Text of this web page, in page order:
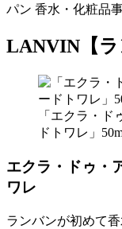
パン 香水・化粧品
LANVIN【ラ
「エクラ・
ドトワレ」
エクラ・ドゥ・
ワレ
ランバンが初めて